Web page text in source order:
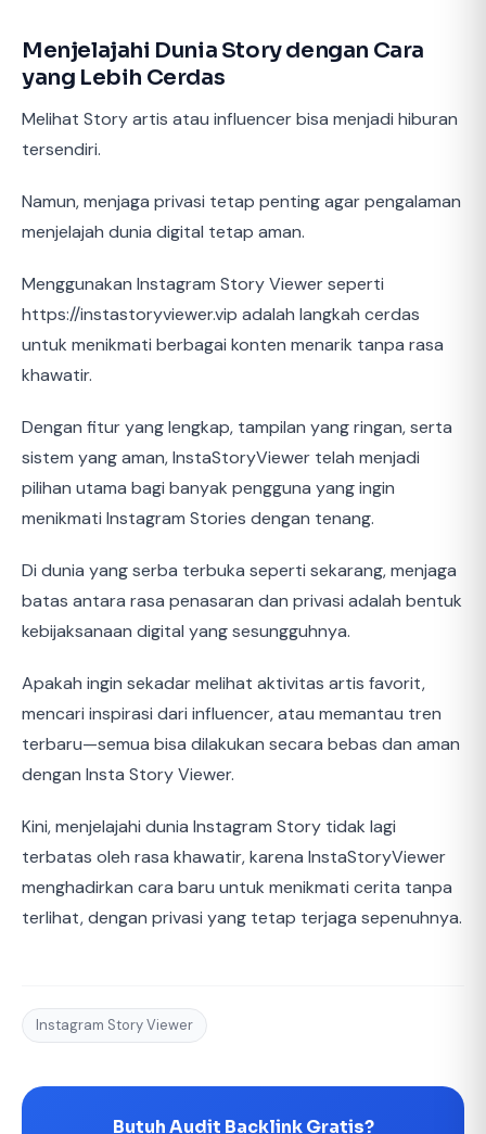
Menjelajahi Dunia Story dengan Cara
yang Lebih Cerdas
Melihat Story artis atau influencer bisa menjadi hiburan
tersendiri.
Namun, menjaga privasi tetap penting agar pengalaman
menjelajah dunia digital tetap aman.
Menggunakan Instagram Story Viewer seperti
https://instastoryviewer.vip adalah langkah cerdas
untuk menikmati berbagai konten menarik tanpa rasa
khawatir.
Dengan fitur yang lengkap, tampilan yang ringan, serta
sistem yang aman, InstaStoryViewer telah menjadi
pilihan utama bagi banyak pengguna yang ingin
menikmati Instagram Stories dengan tenang.
Di dunia yang serba terbuka seperti sekarang, menjaga
batas antara rasa penasaran dan privasi adalah bentuk
kebijaksanaan digital yang sesungguhnya.
Apakah ingin sekadar melihat aktivitas artis favorit,
mencari inspirasi dari influencer, atau memantau tren
terbaru—semua bisa dilakukan secara bebas dan aman
dengan Insta Story Viewer.
Kini, menjelajahi dunia Instagram Story tidak lagi
terbatas oleh rasa khawatir, karena InstaStoryViewer
menghadirkan cara baru untuk menikmati cerita tanpa
terlihat, dengan privasi yang tetap terjaga sepenuhnya.
Instagram Story Viewer
Butuh Audit Backlink Gratis?